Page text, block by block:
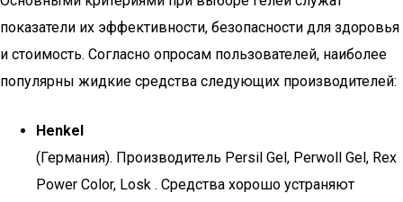
показатели их эффективности, безопасности для здоровья
и стоимость. Согласно опросам пользователей, наиболее
популярны жидкие средства следующих производителей:
Henkel
(Германия). Производитель Persil Gel, Perwoll Gel, Rex
Power Color, Losk . Средства хорошо устраняют